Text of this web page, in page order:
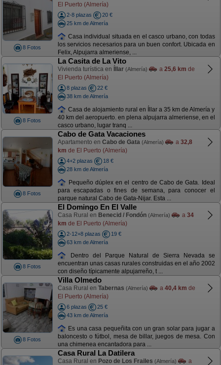
8 Fotos
El Puerto (Almería)
2-8 plazas
20 €
25 km de Almería
Casa individual situada en el casco urbano, con todas
los servicios necesarios para un buen confort. Ubicada en
Felix, Alpujarra almeriense, ...
8 Fotos
La Casita de La Vito
Vivienda turística en Íllar (Almería) a 25,6 km de
El Puerto (Almería)
8 plazas
22 €
38 km de Almería
Casa de alojamiento rural en Íllar a 35 km de Almería y
40 km del aeropuerto. en plena alpujarra almeriense, en el
casco urbano, lugar tranq ...
8 Fotos
Cabo de Gata Vacaciones
Apartamento en Cabo de Gata (Almería) a 32,8
km de El Puerto (Almería)
4+2 plazas
18 €
28 km de Almería
Pequeño dúplex en el centro de Cabo de Gata. Ideal
para escapadas o fines de semana, para conocer el
parque natural Cabo de Gata-Nijar. Esta ...
8 Fotos
El Domingo En El Valle
Casa Rural en Benecid / Fondón (Almería) a 34
km de El Puerto (Almería)
2-12+8 plazas
19 €
63 km de Almería
Dentro del Parque Natural de Sierra Nevada se
encuentran unas casas rurales construidas en el año 2002
con diseño típicamente alpujarreño, t ...
8 Fotos
Villa Olmedo
Casa Rural en Tabernas (Almería) a 40,4 km de
El Puerto (Almería)
6 plazas
25 €
43 km de Almería
Es una casa pequeñita con un gran solar para jugar a
baloncesto o fútbol, mesa de billar, juegos de mesa. Con
una chimenea encantadora para ...
Casa Rural La Datilera
Casa Rural en Pozo de Los Frailes (Almería)
a